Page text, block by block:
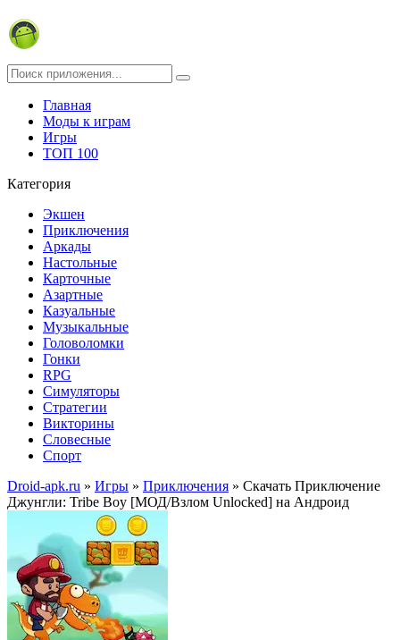
Главная
Моды к играм
Игры
ТОП 100
Категория
Экшен
Приключения
Аркады
Настольные
Карточные
Азартные
Казуальные
Музыкальные
Головоломки
Гонки
RPG
Симуляторы
Стратегии
Викторины
Словесные
Спорт
Droid-apk.ru » Игры » Приключения » Скачать Приключение
Джунгли: Tribe Boy [МОД/Взлом Unlocked] на Андроид